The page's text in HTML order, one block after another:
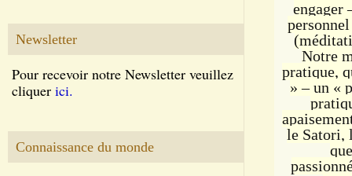
Newsletter
Pour recevoir notre Newsletter veuillez
cliquer ici.
Connaissance du monde
engager
Notre
pratique,
» – un «
le Satori,